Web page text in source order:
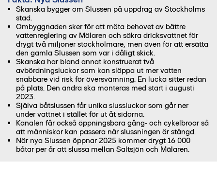
Skanska bygger om Slussen på uppdrag av Stockholms
stad.
Ombyggnaden sker för att möta behovet av bättre
vattenreglering av Mälaren och säkra dricksvattnet för
drygt två miljoner stockholmare, men även för att ersätta
den gamla Slussen som var i dåligt skick.
Skanska har bland annat konstruerat två
avbördningsluckor som kan släppa ut mer vatten
snabbare vid risk för översvämning. En lucka sitter redan
på plats. Den andra ska monteras med start i augusti
2023.
Själva båtslussen får unika slussluckor som går ner
under vattnet i stället för ut åt sidorna.
Kanalen får också öppningsbara gång- och cykelbroar så
att människor kan passera när slussningen är stängd.
När nya Slussen öppnar 2025 kommer drygt 16 000
båtar per år att slussa mellan Saltsjön och Mälaren.